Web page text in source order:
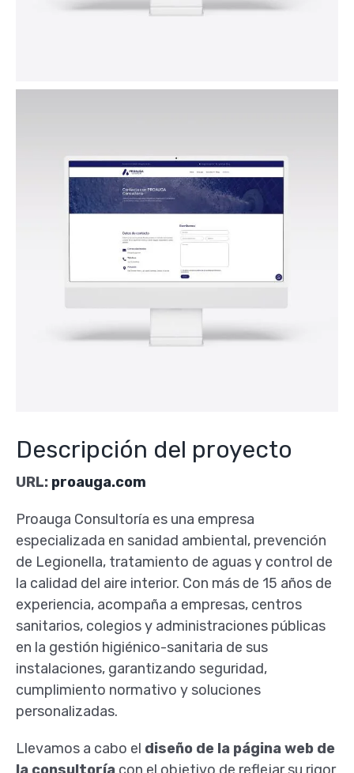
Descripción del proyecto
URL: proauga.com
Proauga Consultoría es una empresa
especializada en sanidad ambiental, prevención
de Legionella, tratamiento de aguas y control de
la calidad del aire interior. Con más de 15 años de
experiencia, acompaña a empresas, centros
sanitarios, colegios y administraciones públicas
en la gestión higiénico-sanitaria de sus
instalaciones, garantizando seguridad,
cumplimiento normativo y soluciones
personalizadas.
Llevamos a cabo el diseño de la página web de